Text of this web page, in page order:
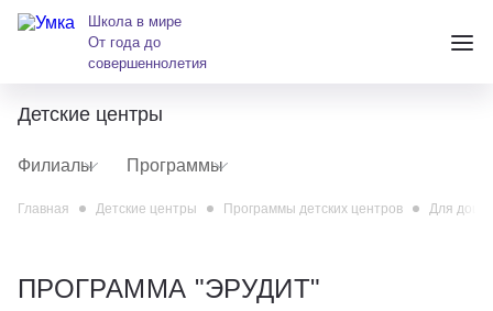
Школа в мире
От года до
совершеннолетия
andreeva@krasumka.ru
Детские центры
Филиалы Программы
Главная Детские центры Программы детских центров Для
ПРОГРАММА "ЭРУДИТ"